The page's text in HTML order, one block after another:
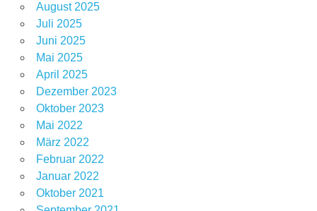
August 2025
Juli 2025
Juni 2025
Mai 2025
April 2025
Dezember 2023
Oktober 2023
Mai 2022
März 2022
Februar 2022
Januar 2022
Oktober 2021